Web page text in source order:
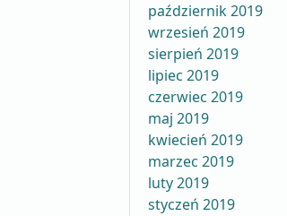
październik 2019
wrzesień 2019
sierpień 2019
lipiec 2019
czerwiec 2019
maj 2019
kwiecień 2019
marzec 2019
luty 2019
styczeń 2019